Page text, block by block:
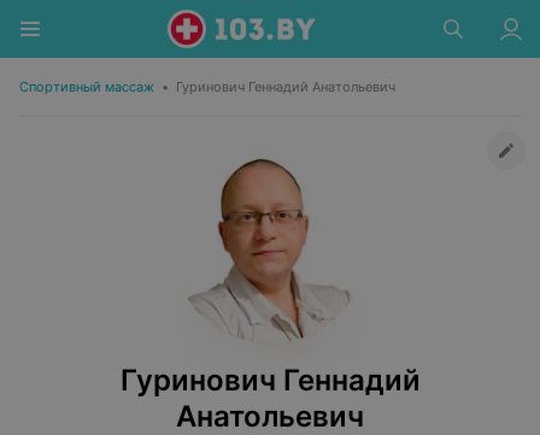
Спортивный массаж • Гуринович Геннадий Анатольевич
Гуринович Геннадий
Анатольевич